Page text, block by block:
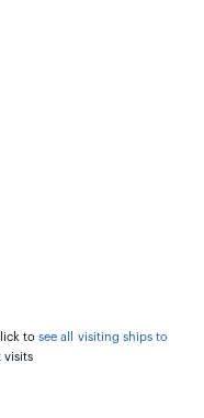
tosee all visiting ships to
visits